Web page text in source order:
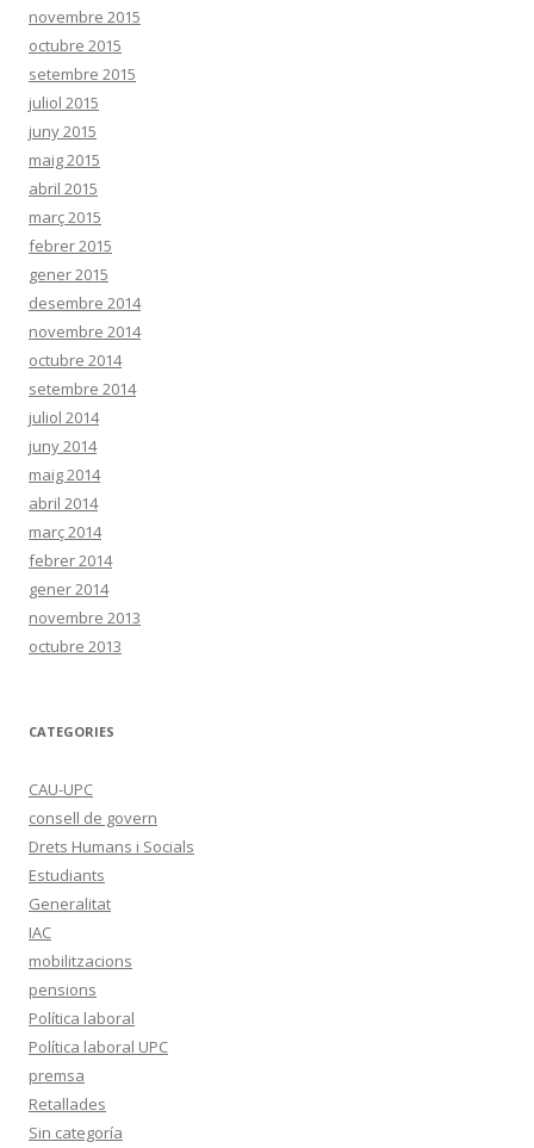
novembre 2015
octubre 2015
setembre 2015
juliol 2015
juny 2015
maig 2015
abril 2015
març 2015
febrer 2015
gener 2015
desembre 2014
novembre 2014
octubre 2014
setembre 2014
juliol 2014
juny 2014
maig 2014
abril 2014
març 2014
febrer 2014
gener 2014
novembre 2013
octubre 2013
CATEGORIES
CAU-UPC
consell de govern
Drets Humans i Socials
Estudiants
Generalitat
IAC
mobilitzacions
pensions
Política laboral
Política laboral UPC
premsa
Retallades
Sin categoría